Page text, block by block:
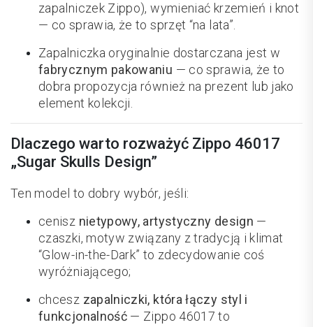
zapalniczek Zippo), wymieniać krzemień i knot
— co sprawia, że to sprzęt “na lata”.
Zapalniczka oryginalnie dostarczana jest w
fabrycznym pakowaniu — co sprawia, że to
dobra propozycja również na prezent lub jako
element kolekcji.
Dlaczego warto rozważyć Zippo 46017
„Sugar Skulls Design”
Ten model to dobry wybór, jeśli:
cenisz nietypowy, artystyczny design —
czaszki, motyw związany z tradycją i klimat
“Glow-in-the-Dark” to zdecydowanie coś
wyróżniającego;
chcesz zapalniczki, która łączy styl i
funkcjonalność — Zippo 46017 to